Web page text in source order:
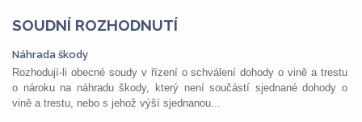
SOUDNÍ ROZHODNUTÍ
Náhrada škody
Rozhodují-li obecné soudy v řízení o schválení dohody o vině a trestu
o nároku na náhradu škody, který není součástí sjednané dohody o
vině a trestu, nebo s jehož výší sjednanou...